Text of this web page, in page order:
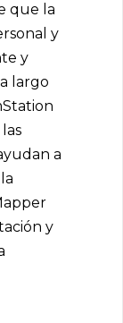
que la
y
y
largo
a
y